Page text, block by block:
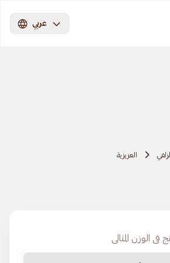
عربي
الزلفي العزيزية